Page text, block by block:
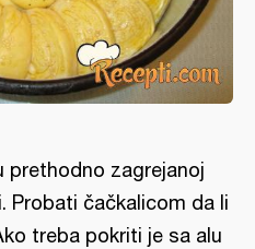
prethodno zagrejanoj
Probati čačkalicom da li
treba pokriti je sa alu